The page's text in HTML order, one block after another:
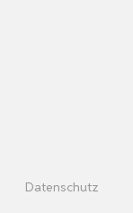
Datenschutz